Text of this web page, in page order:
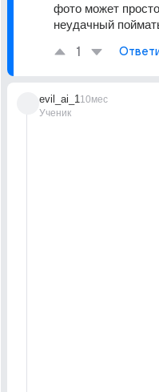
фото может
неудачный
1
evil_ai_1
Ученик
10мес